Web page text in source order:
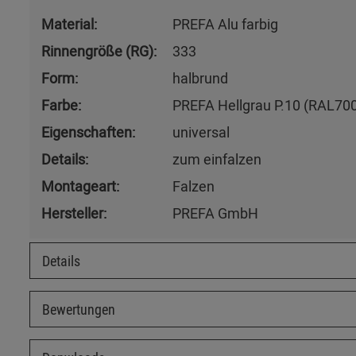
Material:
PREFA Alu farbig
Rinnengröße (RG):
333
Form:
halbrund
Farbe:
PREFA Hellgrau P.10
Eigenschaften:
universal
Details:
zum einfalzen
Montageart:
Falzen
Hersteller:
PREFA GmbH
Details
Bewertungen